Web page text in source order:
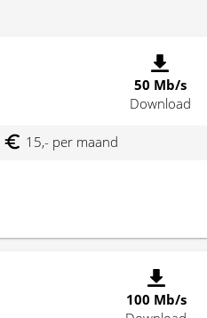
50 Mb/s
Download
15,- per maand
100 Mb/s